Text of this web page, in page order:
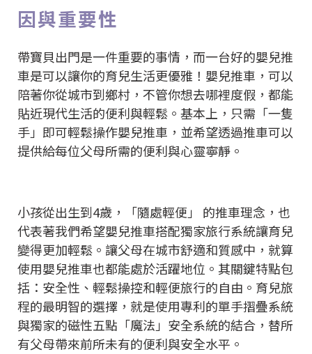
因與重要性
帶寶貝出門是一件重要的事情，而一台好的嬰兒推
車是可以讓你的育兒生活更優雅！嬰兒推車，可以
陪著你從城市到鄉村，不管你想去哪裡度假，都能
貼近現代生活的便利與輕鬆。基本上，只需「一隻
手」即可輕鬆操作嬰兒推車，並希望透過推車可以
提供給每位父母所需的便利與心靈寧靜。
小孩從出生到4歲，「隨處輕便」 的推車理念，也
代表著我們希望嬰兒推車搭配獨家旅行系統讓育兒
變得更加輕鬆。讓父母在城市舒適和質感中，就算
使用嬰兒推車也都能處於活躍地位。其關鍵特點包
括：安全性、輕鬆操控和輕便旅行的自由。育兒旅
程的最明智的選擇，就是使用專利的單手摺疊系統
與獨家的磁性五點「魔法」安全系統的結合，替所
有父母帶來前所未有的便利與安全水平。